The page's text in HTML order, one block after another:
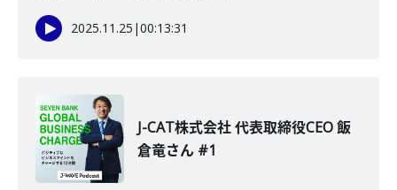
2025.11.25 |00:13:31
J-CAT株式会社 代表取締役CEO 飯
倉竜さん #1